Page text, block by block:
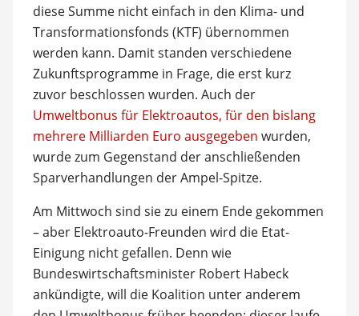
diese Summe nicht einfach in den Klima- und
Transformationsfonds (KTF) übernommen
werden kann. Damit standen verschiedene
Zukunftsprogramme in Frage, die erst kurz
zuvor beschlossen wurden. Auch der
Umweltbonus für Elektroautos, für den bislang
mehrere Milliarden Euro ausgegeben wurden,
wurde zum Gegenstand der anschließenden
Sparverhandlungen der Ampel-Spitze.
Am Mittwoch sind sie zu einem Ende gekommen
– aber Elektroauto-Freunden wird die Etat-
Einigung nicht gefallen. Denn wie
Bundeswirtschaftsminister Robert Habeck
ankündigte, will die Koalition unter anderem